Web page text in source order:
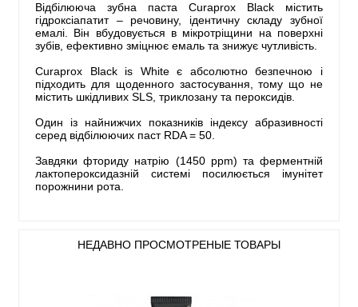
Відбілююча зубна паста Curaprox Black містить
гідроксіапатит – речовину, ідентичну складу зубної
емалі. Він вбудовується в мікротріщини на поверхні
зубів, ефективно зміцнює емаль та знижує чутливість.
Curaprox Black is White є абсолютно безпечною і
підходить для щоденного застосування, тому що не
містить шкідливих SLS, триклозану та пероксидів.
Один із найнижчих показників індексу абразивності
серед відбілюючих паст RDA = 50.
Завдяки фториду натрію (1450 ppm) та ферментній
лактопероксидазній системі посилюється імунітет
порожнини рота.
НЕДАВНО ПРОСМОТРЕНЫЕ ТОВАРЫ